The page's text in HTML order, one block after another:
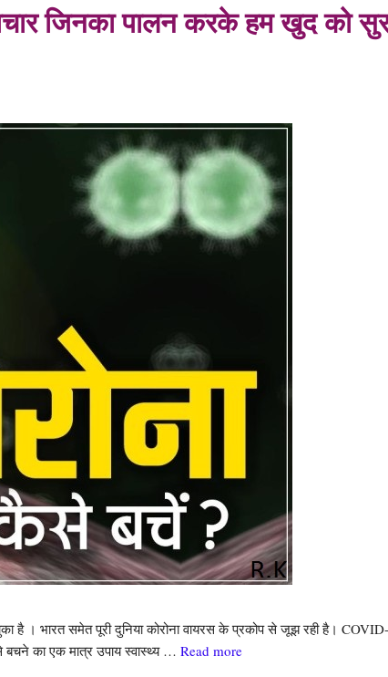
जिनका पालन करके हम खुद को
है । भारत समेत पूरी दुनिया कोरोना वायरस के प्रकोप से जूझ रही है।
बचने का एक मात्र उपाय स्वास्थ्य … Read more